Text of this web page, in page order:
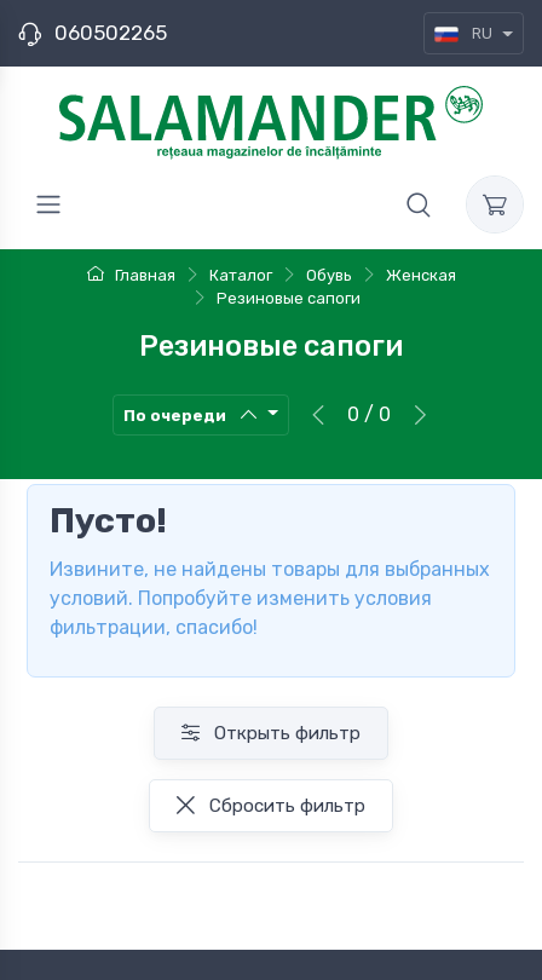
060502265 RU
Главная Каталог Обувь
Женская
Резиновые сапоги
Резиновые сапоги
По очереди 0 / 0
Пусто!
Извините, не найдены товары для выбранных
условий. Попробуйте изменить условия
фильтрации, спасибо!
Открыть фильтр
Сбросить фильтр